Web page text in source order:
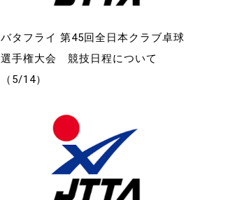
バタフライ 第45回全日本クラブ卓球
選手権大会 競技日程について
（5/14）